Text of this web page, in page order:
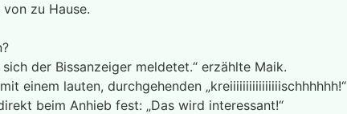
zu Hause.
der Bissanzeiger meldetet.“ erzählte Maik.
einem lauten, durchgehenden „kreiiiiiiiiiiiiiiiischhhhhh!“
beim Anhieb fest: „Das wird interessant!“